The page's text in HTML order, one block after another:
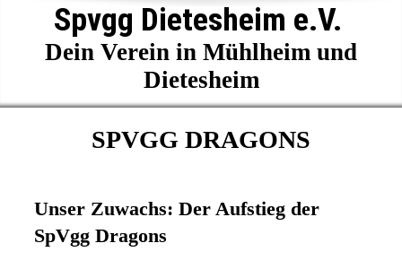
Spvgg Dietesheim e.V.
Dein Verein in Mühlheim und
Dietesheim
SPVGG DRAGONS
Unser Zuwachs: Der Aufstieg der
SpVgg Dragons